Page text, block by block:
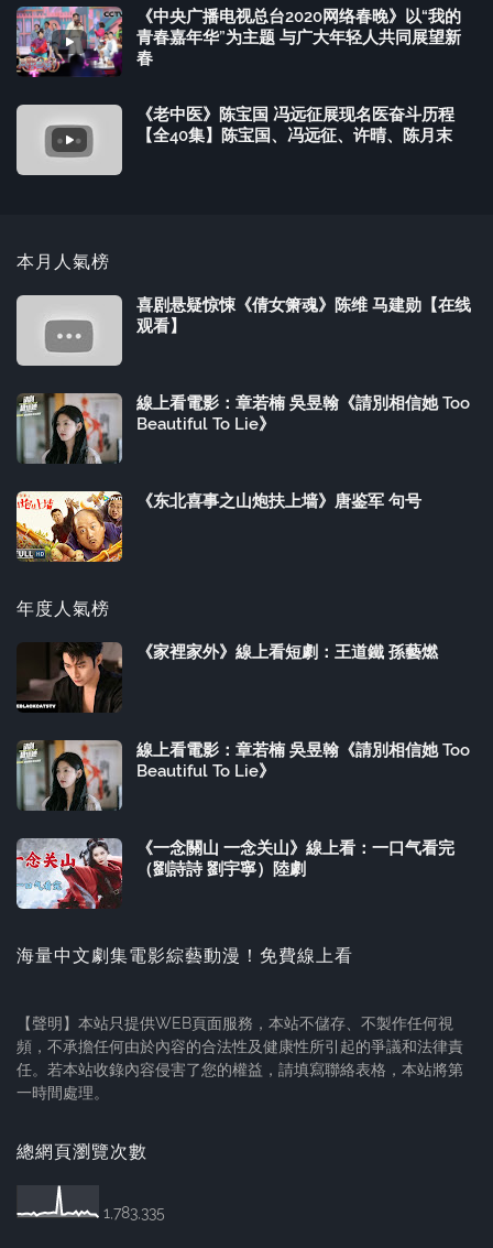
《中央广播电视总台2020网络春晚》以“我的
青春嘉年华”为主题 与广大年轻人共同展望新
春
《老中医》陈宝国 冯远征展现名医奋斗历程
【全40集】陈宝国、冯远征、许晴、陈月末
本月人氣榜
喜剧悬疑惊悚《倩女箫魂》陈维 马建勋【在线
观看】
線上看電影：章若楠 吳昱翰《請別相信她 Too
Beautiful To Lie》
《东北喜事之山炮扶上墙》唐鉴军 句号
年度人氣榜
《家裡家外》線上看短劇：王道鐵 孫藝燃
線上看電影：章若楠 吳昱翰《請別相信她 Too
Beautiful To Lie》
《一念關山 一念关山》線上看：一口气看完
（劉詩詩 劉宇寧）陸劇
海量中文劇集電影綜藝動漫！免費線上看
【聲明】本站只提供WEB頁面服務，本站不儲存、不製作任何視
頻，不承擔任何由於內容的合法性及健康性所引起的爭議和法律責
任。若本站收錄內容侵害了您的權益，請填寫聯絡表格，本站將第
一時間處理。
總網頁瀏覽次數
1,783,335